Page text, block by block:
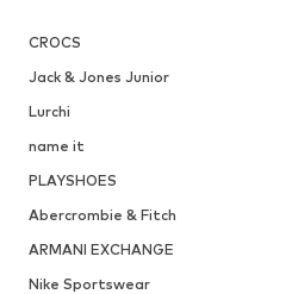
CROCS
Jack & Jones Junior
Lurchi
name it
PLAYSHOES
Abercrombie & Fitch
ARMANI EXCHANGE
Nike Sportswear